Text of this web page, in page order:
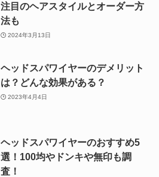
注目のヘアスタイルとオーダー方
法も
2024年3月13日
ヘッドスパワイヤーのデメリット
は？どんな効果がある？
2023年4月4日
ヘッドスパワイヤーのおすすめ5
選！100均やドンキや無印も調
査！